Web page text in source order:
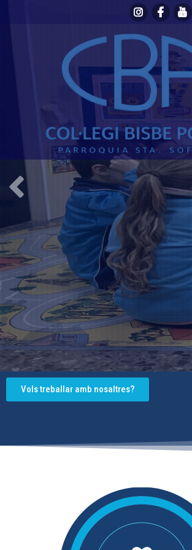
Vols treballar amb nosaltres?